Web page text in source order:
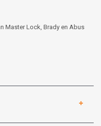
Master Lock, Brady en Abus